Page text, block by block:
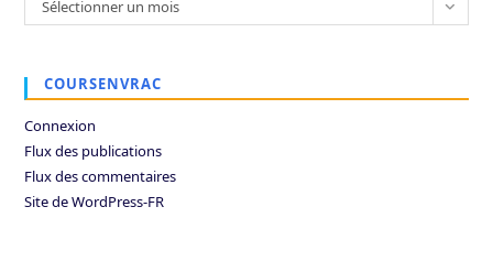
Sélectionner un mois
COURSENVRAC
Connexion
Flux des publications
Flux des commentaires
Site de WordPress-FR